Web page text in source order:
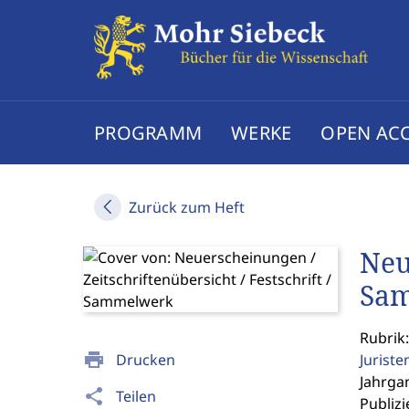
PROGRAMM WERKE OPEN
Zurück zum Heft
print Drucken
share Teilen